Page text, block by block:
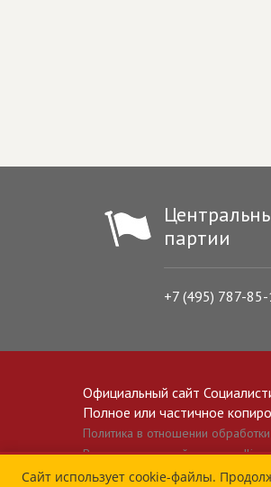
партии
+7 (495) 787-85-
Официальный сайт
Полное или частичное
Политика в отношении
Все материалы сайта
Сайт использует cookie-файлы.